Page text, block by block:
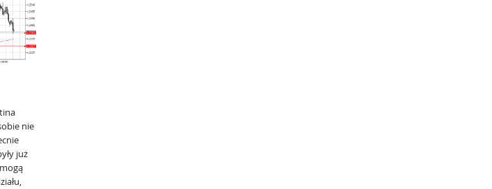
nie
już